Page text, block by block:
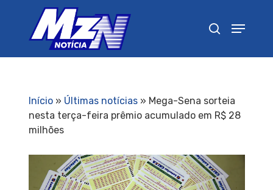
Início» Últimas notícias» Mega-Sena sorteia
nesta terça-feira prêmio acumulado em R$ 28
milhões